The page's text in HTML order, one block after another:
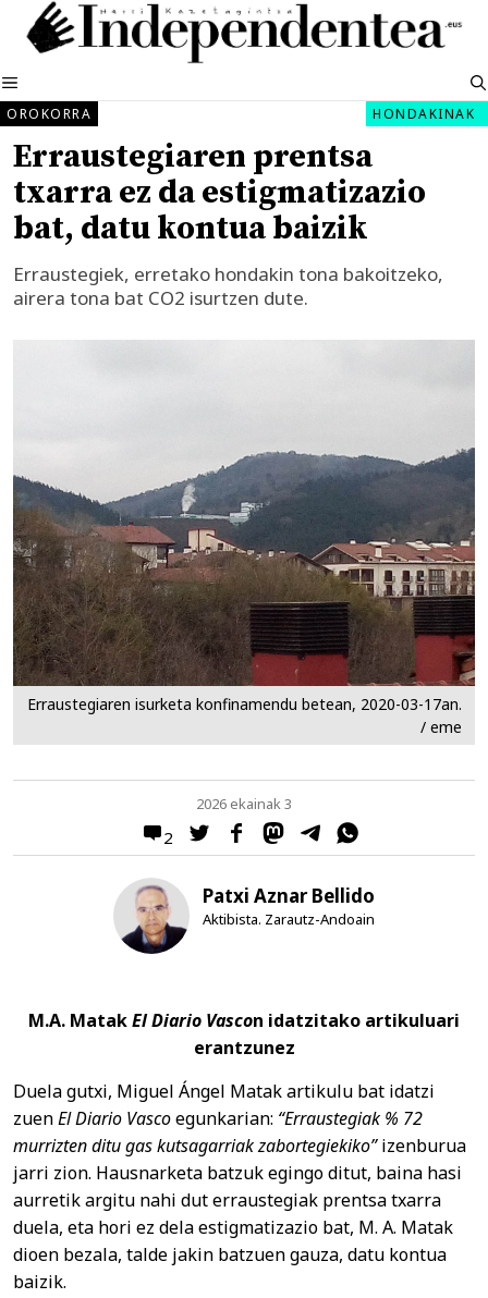
Edukira
salto
MENUA
OROKORRA HONDAKINAK
Erraustegiaren prentsa
txarra ez da estigmatizazio
bat, datu kontua baizik
Erraustegiek, erretako hondakin tona bakoitzeko,
airera tona bat CO2 isurtzen dute.
Erraustegiaren isurketa konfinamendu betean, 2020-03-17an.
/ eme
2
2026 ekainak 3
Patxi Aznar Bellido
Aktibista. Zarautz-Andoain
M.A. MatakEl Diario Vascon idatzitako artikuluari
erantzunez
Duela gutxi, Miguel Ángel Matak artikulu bat idatzi
zuenEl Diario Vascoegunkarian: “Erraustegiak % 72
murrizten ditu gas kutsagarriak zabortegiekiko”izenburua
jarri zion. Hausnarketa batzuk egingo ditut, baina hasi
aurretik argitu nahi dut erraustegiak prentsa txarra
duela, eta hori ez dela estigmatizazio bat, M. A. Matak
dioen bezala, talde jakin batzuen gauza, datu kontua
baizik.